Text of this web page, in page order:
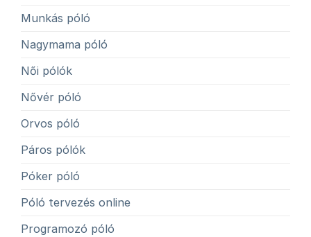
Munkás póló
Nagymama póló
Női pólók
Nővér póló
Orvos póló
Páros pólók
Póker póló
Póló tervezés online
Programozó póló